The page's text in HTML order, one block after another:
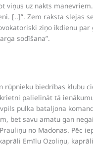
viņus uz nakts
[..]”. Zem raksta slejas
ziņo ikdienu
sodīšana”.
biedrības klubu
palielināt tā
pulka bataljona
bet savu amatu gan
no Madonas. Pēc
Emīlu Ozoliņu,